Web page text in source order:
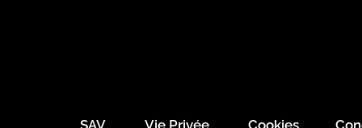
SAV Vie Privée Cookies